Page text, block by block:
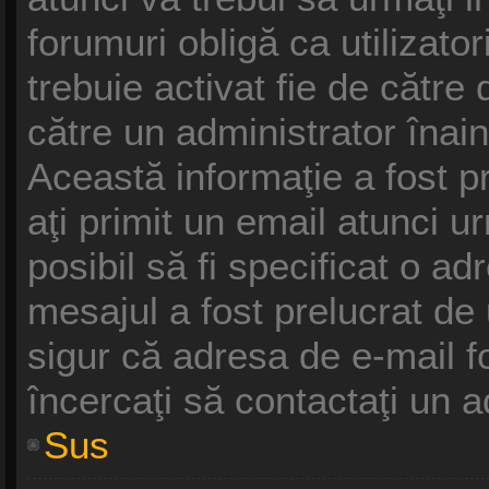
forumuri obligă ca
trebuie activat fie de către
către un administrator
Această informaţie a fost
aţi primit un email atunci
posibil să fi specificat o
mesajul a fost prelucrat
sigur că adresa de e-mail
încercaţi să contactaţi un
Sus